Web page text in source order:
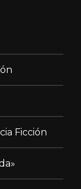
Ficción